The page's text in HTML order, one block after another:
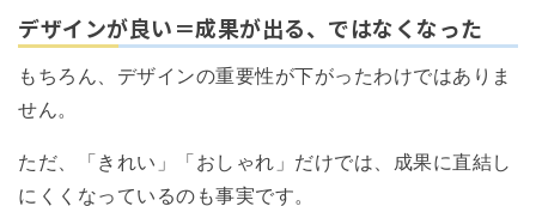
デザインが良い＝成果が出る、ではなくなった
もちろん、デザインの重要性が下がったわけではありま
せん。
ただ、「きれい」「おしゃれ」だけでは、成果に直結し
にくくなっているのも事実です。